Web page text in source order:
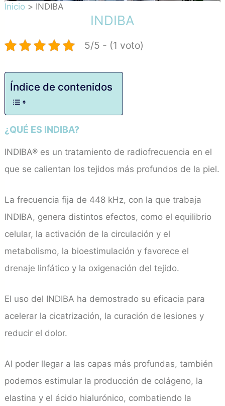
Inicio INDIBA
INDIBA
5/5 - (1 voto)
Índice de contenidos
¿QUÉ ES INDIBA?
INDIBA® es un tratamiento de radiofrecuencia en el
que se calientan los tejidos más profundos de la piel.
La frecuencia fija de 448 kHz, con la que trabaja
INDIBA, genera distintos efectos, como el equilibrio
celular, la activación de la circulación y el
metabolismo, la bioestimulación y favorece el
drenaje linfático y la oxigenación del tejido.
El uso del INDIBA ha demostrado su eficacia para
acelerar la cicatrización, la curación de lesiones y
reducir el dolor.
Al poder llegar a las capas más profundas, también
podemos estimular la producción de colágeno, la
elastina y el ácido hialurónico, combatiendo la